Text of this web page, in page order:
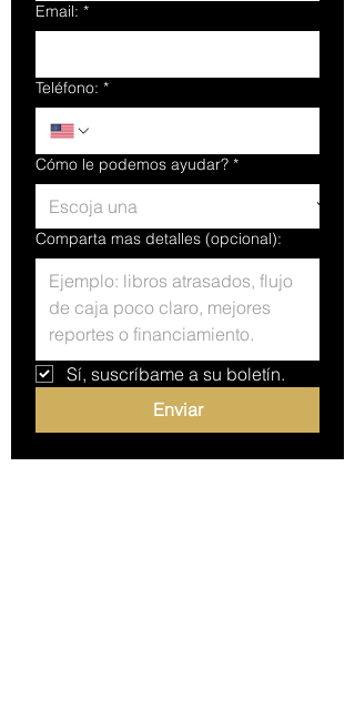
Email: *
Teléfono: *
Cómo le podemos ayudar? *
Comparta mas detalles (opcional):
Sí, suscríbame a su boletín.
Enviar